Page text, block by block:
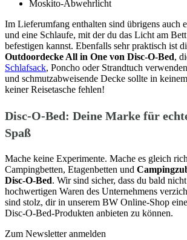
Moskito-Abwehrlicht
Im Lieferumfang enthalten sind übrigens auch
und eine Schlaufe, mit der du das Licht am
befestigen kannst. Ebenfalls sehr praktisch ist
Outdoordecke All in One von Disc-O-Bed,
Schlafsack, Poncho oder Strandtuch
und schmutzabweisende Decke sollte in keinem
keiner Reisetasche fehlen!
Disc-O-Bed: Deine Marke für
Spaß
Mache keine Experimente. Mache es gleich
Campingbetten, Etagenbetten und
Disc-O-Bed. Wir sind sicher, dass du bald
hochwertigen Waren des Unternehmens
sind stolz, dir in unserem BW Online-Shop
Disc-O-Bed-Produkten anbieten zu können.
Zum Newsletter anmelden